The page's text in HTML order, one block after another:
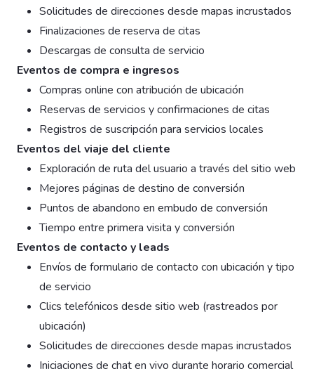
Solicitudes de direcciones desde mapas incrustados
Finalizaciones de reserva de citas
Descargas de consulta de servicio
Eventos de compra e ingresos
Compras online con atribución de ubicación
Reservas de servicios y confirmaciones de citas
Registros de suscripción para servicios locales
Eventos del viaje del cliente
Exploración de ruta del usuario a través del sitio web
Mejores páginas de destino de conversión
Puntos de abandono en embudo de conversión
Tiempo entre primera visita y conversión
Eventos de contacto y leads
Envíos de formulario de contacto con ubicación y tipo
de servicio
Clics telefónicos desde sitio web (rastreados por
ubicación)
Solicitudes de direcciones desde mapas incrustados
Iniciaciones de chat en vivo durante horario comercial